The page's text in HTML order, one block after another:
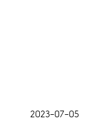
2023-07-05